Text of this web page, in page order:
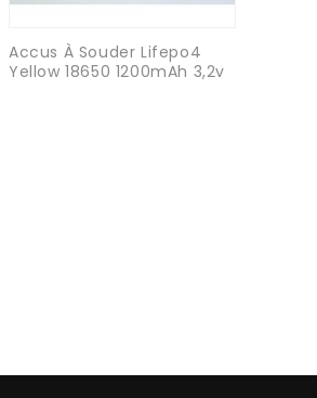
Accus À Souder Lifepo4
Yellow 18650 1200mAh 3,2v